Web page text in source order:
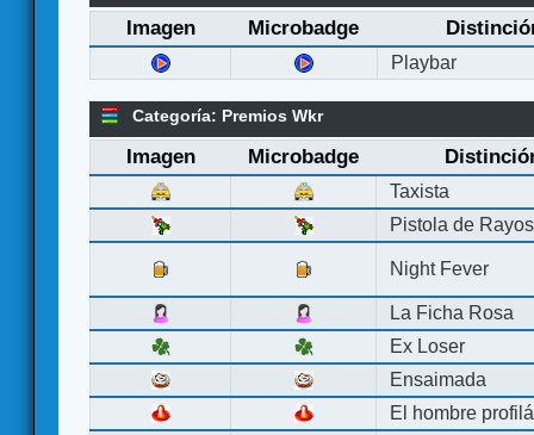
Imagen Microbadge
Playbar
Categoría: Premios Wkr
Imagen Microbadge
Taxista
Pistola de Rayos
Night Fever
La Ficha Rosa
Ex Loser
Ensaimada
El hombre